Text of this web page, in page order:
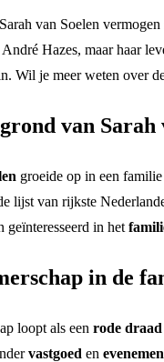
van Soelen
Hazes, maar haar
Wil je meer weten over
van Sarah
groeide op in een
lijst van rijkste
geïnteresseerd in het
in de
loopt als een rode draad
vastgoed en